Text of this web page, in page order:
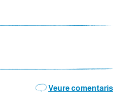
Veure comentaris